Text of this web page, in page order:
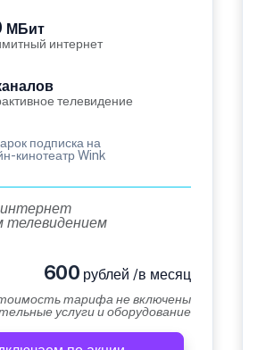
МБит
интернет
телевидение
подписка на
кинотеатр Wink
телевидением
600 рублей /в месяц
тарифа не включены
услуги и оборудование